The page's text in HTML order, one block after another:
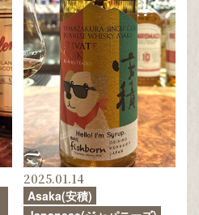
2025.01.14
Asaka(安積)